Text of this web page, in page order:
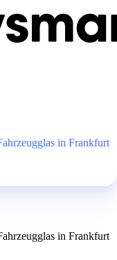
in Frankfurt
in Frankfurt